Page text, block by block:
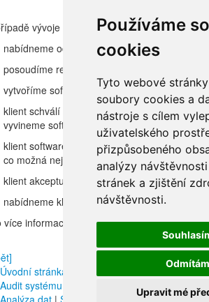
Používáme
cookies
Tyto webové
soubory cookies a
nástroje s cílem
uživatelského
přizpůsobeného
analýzy
stránek a zjištění
návštěvnosti.
Odmítám
Upravit mé
vývoje softwaru na míru Advanced
nabídneme odbornou podporu a konzultace
posoudíme reálnost, případně úplnost
vytvoříme softwarovou specifikaci
klient schválí softwarovou specifikaci
vyvineme software dle softwarové specifikace
klient software otestuje - testování je obvykle
co možná nejméně časové náročné
klient akceptuje software
nabídneme klientovi smluvní ujednání o
více informací nás neváhejtekontaktovat.
Úvodní stránka
O nás Produkty a služby|
Audit systému řízení rizik
Kreditní riziko |
Analýza dat | Semináře Software|CADCalc